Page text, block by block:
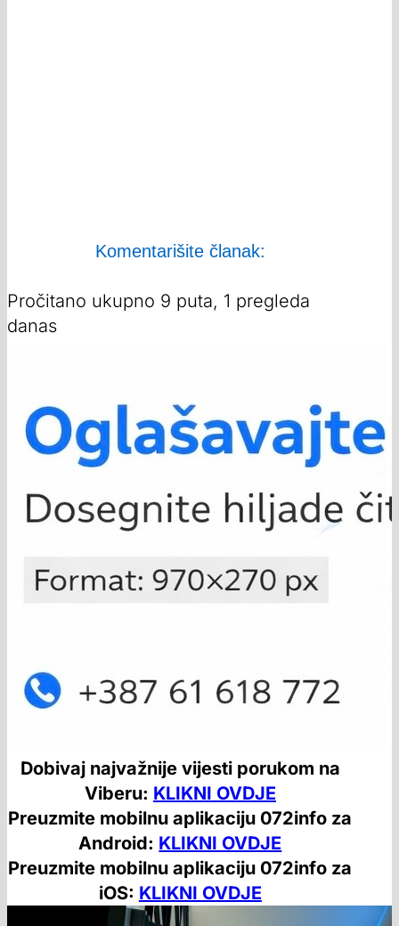
Komentarišite članak:
Pročitano ukupno 9 puta, 1 pregleda
danas
Dobivaj najvažnije vijesti porukom na
Viberu: KLIKNI OVDJE
Preuzmite mobilnu aplikaciju 072info za
Android: KLIKNI OVDJE
Preuzmite mobilnu aplikaciju 072info za
iOS: KLIKNI OVDJE